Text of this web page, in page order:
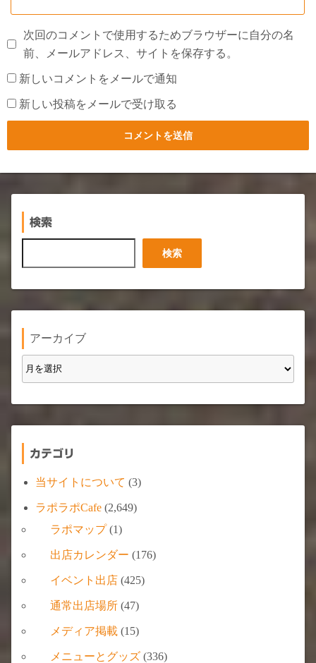
次回のコメントで使用するためブラウザーに自分の名
前、メールアドレス、サイトを保存する。
新しいコメントをメールで通知
新しい投稿をメールで受け取る
検索
索
検索
アーカイブ
カテゴリ
当サイトについて (3)
ラポラポCafe (2,649)
ラポマップ(1)
出店カレンダー (176)
イベント出店 (425)
通常出店場所 (47)
メディア掲載 (15)
メニューとグッズ (336)